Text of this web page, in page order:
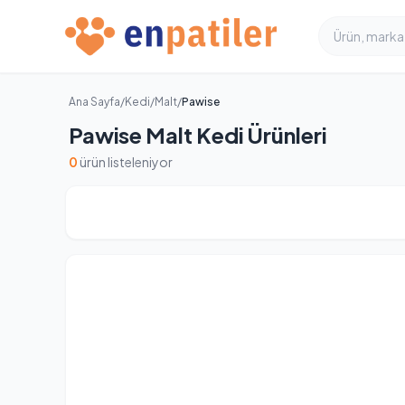
Ana Sayfa/Kedi/Malt/Pawise
Pawise Malt Kedi Ürünleri
0 ürün listeleniyor